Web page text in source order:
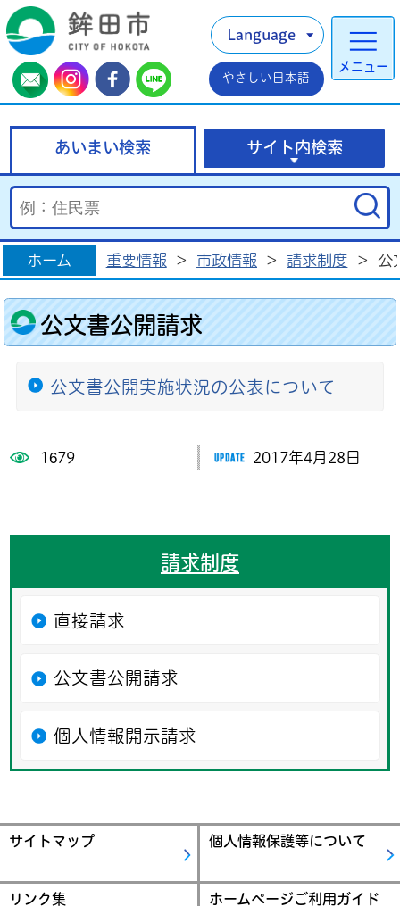
メニュー
Language
やさしい日本語
あいまい検索 サイト内検索
ホーム 重要情報 > 市政情報 > 請求制度 > 公
公文書公開請求
公文書公開実施状況の公表について
1679 2017年4月28日
請求制度
直接請求
公文書公開請求
個人情報開示請求
サイトマップ 個人情報保護等について
リンク集 ホームページご利用ガイド